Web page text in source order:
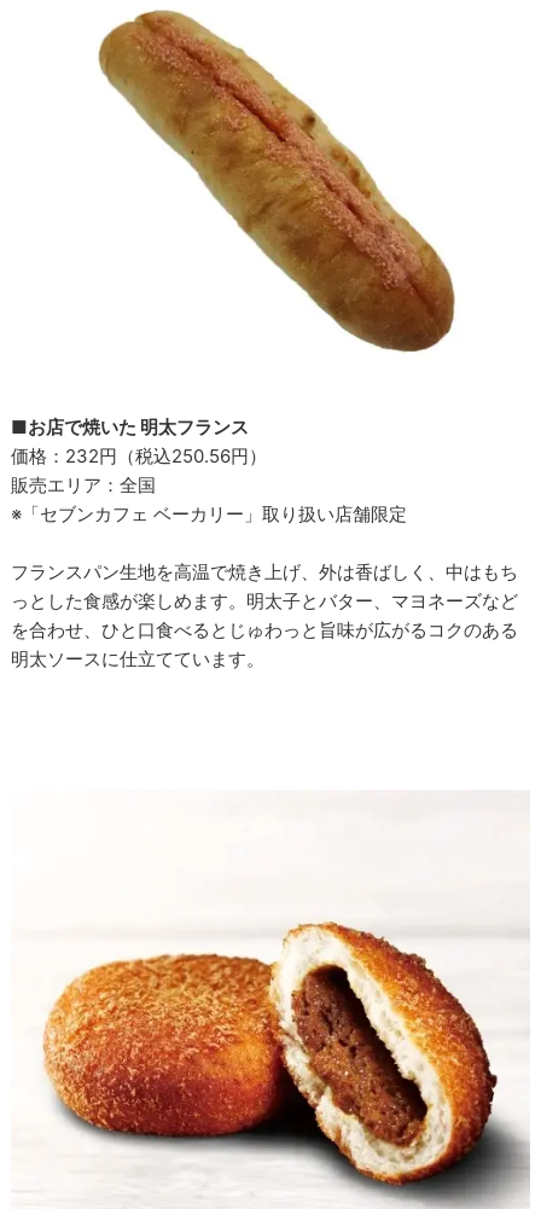
■お店で焼いた 明太フランス
価格：232円（税込250.56円）
販売エリア：全国
※「セブンカフェ ベーカリー」取り扱い店舗限定
フランスパン生地を高温で焼き上げ、外は香ばしく、中はもち
っとした食感が楽しめます。明太子とバター、マヨネーズなど
を合わせ、ひと口食べるとじゅわっと旨味が広がるコクのある
明太ソースに仕立てています。